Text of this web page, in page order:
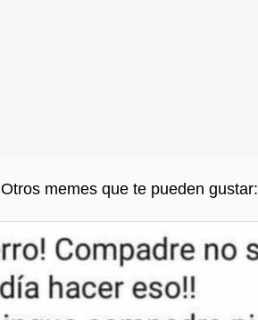
Otros memes que te pueden gustar: